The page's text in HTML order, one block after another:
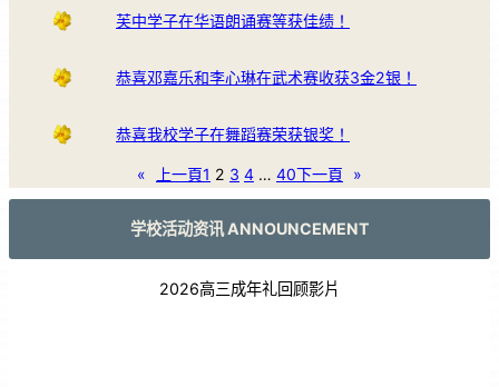
芙中学子在华语朗诵赛等获佳绩！
恭喜邓嘉乐和李心琳在武术赛收获3金2银！
恭喜我校学子在舞蹈赛荣获银奖！
« 上一頁1 2 3 4 … 40下一頁 »
学校活动资讯 ANNOUNCEMENT
2026高三成年礼回顾影片